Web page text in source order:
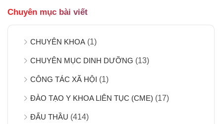
Chuyên mục bài viết
CHUYÊN KHOA (1)
CHUYÊN MỤC DINH DƯỠNG (13)
CÔNG TÁC XÃ HỘI (1)
ĐÀO TẠO Y KHOA LIÊN TỤC (CME) (17)
ĐẤU THẦU (414)